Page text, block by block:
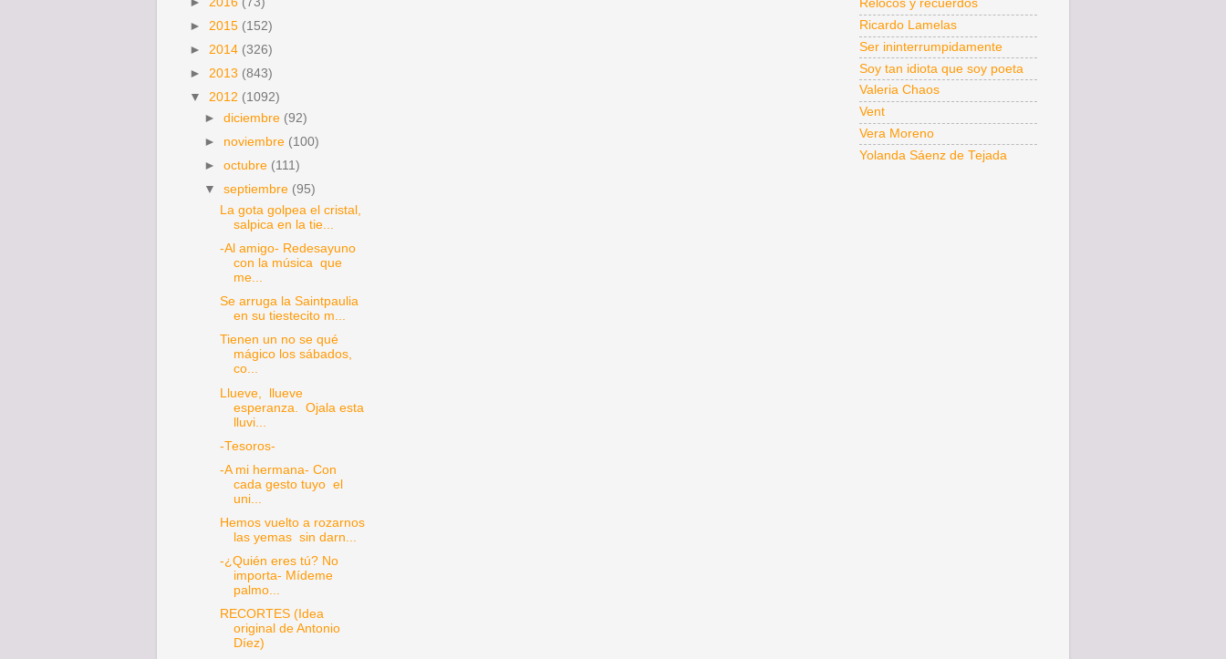
► 2015 (152)
► 2014 (326)
► 2013 (843)
▼ 2012 (1092)
►diciembre (92)
► noviembre (100)
►octubre (111)
▼septiembre (95)
La gota golpea el cristal,
salpica en la tie...
-Al amigo- Redesayuno
con la música que
me...
Se arruga la Saintpaulia
en su tiestecito m...
Tienen un no se qué
mágico los sábados,
co...
Llueve, llueve
esperanza. Ojala esta
lluvi...
-Tesoros-
-A mi hermana- Con
cada gesto tuyo el
uni...
Hemos vuelto a rozarnos
las yemas sin darn...
-¿Quién eres tú? No
importa- Mídeme
palmo...
RECORTES (Idea
original de Antonio
Díez)
Relocos y recuerdos
Ricardo Lamelas
Ser ininterrumpidamente
Soy tan idiota que soy poeta
Valeria Chaos
Vent
Vera Moreno
Yolanda Sáenz de Tejada